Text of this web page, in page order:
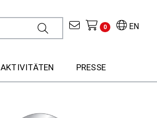
EN
0
AKTIVITÄTEN PRESSE